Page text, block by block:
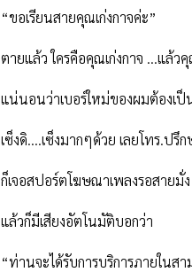
“ขอเรียนสายคุณเก่งกาจค่ะ”
ตายแล้ว ใครคือคุณเก่งกาจ ...แล้ว
แน่นอนว่าเบอร์ใหม่ของผมต้องเป็
เซ็งดิ....เซ็งมากๆด้วย เลยโทร.ปรึก
ก็เจอสปอร์ตโฆษณาเพลงรอสายมั่ง
แล้วก็มีเสียงอัตโนมัติบอกว่า
“ท่านจะได้รับการบริการภายในส